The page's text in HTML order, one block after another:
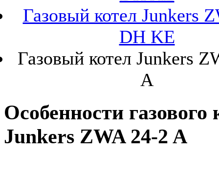
Газовый котел Junkers
DH KE
Газовый котел Junkers
A
Особенности газового
Junkers ZWA 24-2 A